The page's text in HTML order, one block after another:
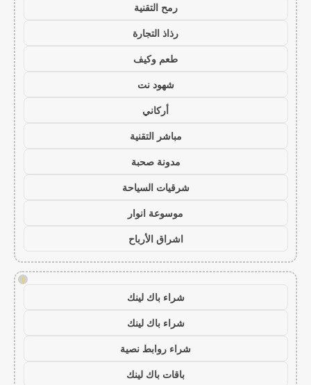
رمح التقنية
رذاذ التجارة
طعم وكيف
شهود نت
أركاني
مباشر التقنية
مدونة صحبة
شرقيات السياحة
موسوعة انوار
اشراق الأرباح
!
شراء باك لينك
شراء باك لينك
شراء روابط نصية
باقات باك لينك